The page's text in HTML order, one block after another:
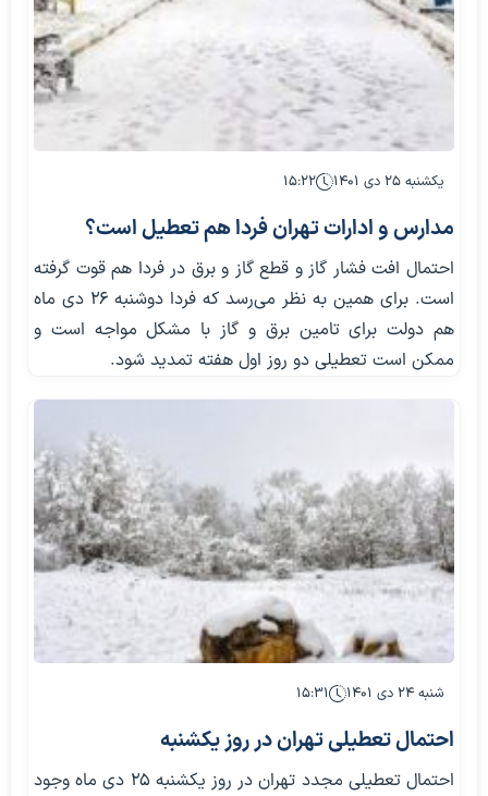
یکشنبه ۲۵ دی ۱۴۰۱ ۱۵:۲۲
مدارس و ادارات تهران فردا هم تعطیل است؟
احتمال افت فشار گاز و قطع گاز و برق در فردا هم قوت گرفته
است. برای همین به نظر می‌رسد که فردا دوشنبه 26 دی ماه
هم دولت برای تامین برق و گاز با مشکل مواجه است و
ممکن است تعطیلی دو روز اول هفته تمدید شود.
شنبه ۲۴ دی ۱۴۰۱ ۱۵:۳۱
احتمال تعطیلی تهران در روز یکشنبه
احتمال تعطیلی مجدد تهران در روز یکشنبه ۲۵ دی ماه وجود